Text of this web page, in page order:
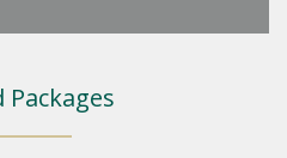
Packages